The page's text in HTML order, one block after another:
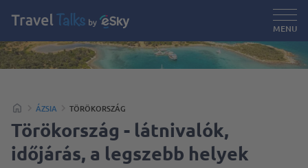
MENU
ÁZSIA TÖRÖKORSZÁG
Törökország - látnivalók,
időjárás, a legszebb helyek